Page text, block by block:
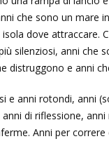
che sono un mare
dove attraccare.
silenziosi, anni che
distruggono e anni
e anni rotondi, anni
di riflessione,
Anni per correre